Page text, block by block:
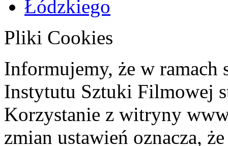
Pliki Cookies
Informujemy, że w ramach
Instytutu Sztuki Filmowej
Korzystanie z witryny
zmian ustawień oznacza,